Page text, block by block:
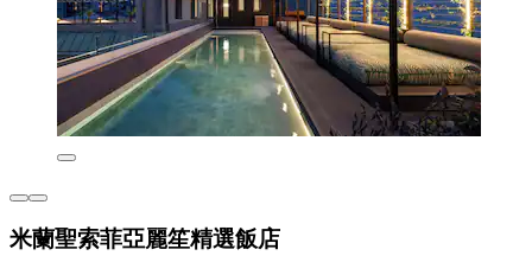
米蘭聖索菲亞麗笙精選飯店